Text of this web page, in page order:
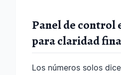
Panel de control
para claridad
Los números solos